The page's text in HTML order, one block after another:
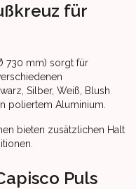
für
730 mm) sorgt für
Silber, Weiß, Blush
poliertem Aluminium.
bieten zusätzlichen Halt
Puls